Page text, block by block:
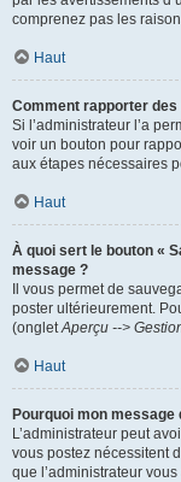
comprenez pas les
Haut
Comment rapporter
Si l’administrateur l’a
voir un bouton pour
aux étapes nécessaires
Haut
À quoi sert le bouton «
message ?
Il vous permet de
poster ultérieurement.
(ongletAperçu -->
Haut
Pourquoi mon message
L’administrateur peut
vous postez nécessitent
que l’administrateur